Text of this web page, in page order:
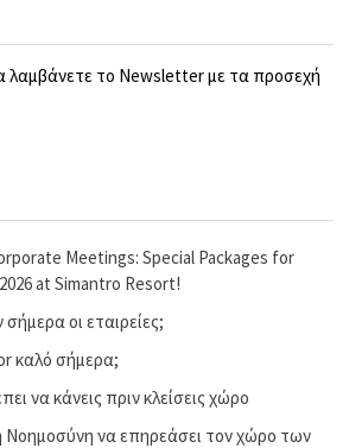
λαμβάνετε το Newsletter με τα προσεχή
Meetings: Special Packages for
at Simantro Resort!
οι εταιρείες;
καλό σήμερα;
να κάνεις πριν κλείσεις χώρο
Νοημοσύνη να επηρεάσει τον χώρο των